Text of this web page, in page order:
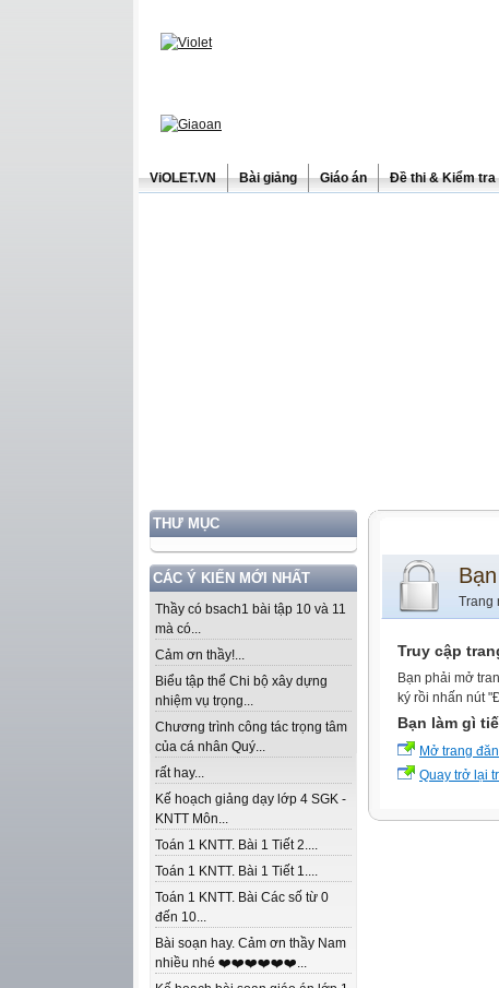
ViOLET.VN Bài giảng Giáo án Đề thi & Kiểm tra
THƯ MỤC
CÁC Ý KIẾN MỚI NHẤT
Thầy có bsach1 bài tập 10 và 11
mà có...
Cảm ơn thầy!...
Biểu tập thể Chi bộ xây dựng
nhiệm vụ trọng...
Chương trình công tác trọng tâm
của cá nhân Quý...
rất hay...
Kế hoạch giảng dạy lớp 4 SGK -
KNTT Môn...
Toán 1 KNTT. Bài 1 Tiết 2....
Toán 1 KNTT. Bài 1 Tiết 1....
Toán 1 KNTT. Bài Các số từ 0
đến 10...
Bài soạn hay. Cảm ơn thầy Nam
nhiều nhé ❤️❤️❤️❤️❤️❤️...
Trang
Truy cập
Bạn phải mở
ký rồi nhấn nút
Bạn làm gì
Mở trang
Quay trở lại